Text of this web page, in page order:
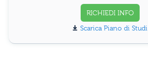
RICHIEDI INFO
Piano di Studi